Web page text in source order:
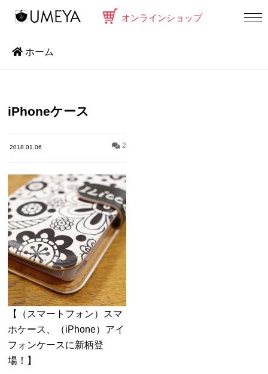
オンラインショップ
ホーム
iPhoneケース
2018.01.06 2
【（スマートフォン）スマ
ホケース、（iPhone）アイ
フォンケースに新柄登
場！】